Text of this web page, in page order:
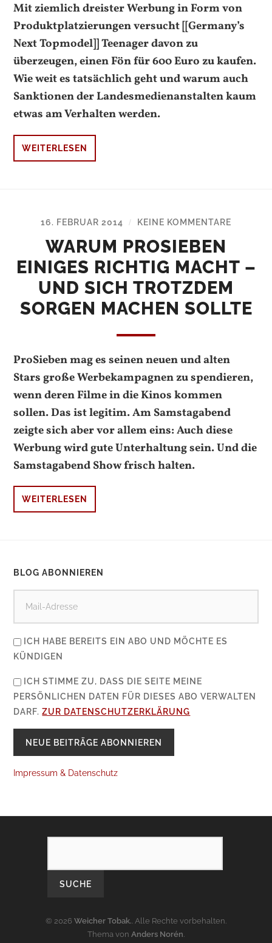
Mit ziemlich dreister Werbung in Form von
Produktplatzierungen versucht [[Germany’s
Next Topmodel]] Teenager davon zu
überzeugen, einen Fön für 600 Euro zu kaufen.
Wie weit es tatsächlich geht und warum auch
Sanktionen der Landesmedienanstalten kaum
etwas am Verhalten werden.
WEITERLESEN
16. FEBRUAR 2014 / KEINE KOMMENTARE
WARUM PROSIEBEN
EINIGES RICHTIG MACHT –
UND SICH TROTZDEM
SORGEN MACHEN SOLLTE
ProSieben mag es seinen neuen und alten
Stars große Werbekampagnen zu spendieren,
wenn deren Filme in die Kinos kommen
sollen. Das ist legitim. Am Samstagabend
zeigte sich aber vor allem eins: Auch diese
Werbung wird gute Unterhaltung sein. Und die
Samstagabend Show frisch halten.
WEITERLESEN
BLOG ABONNIEREN
ICH HABE BEREITS EIN ABO UND MÖCHTE ES
KÜNDIGEN
ICH STIMME ZU, DASS DIE SEITE MEINE
PERSÖNLICHEN DATEN FÜR DIESES ABO VERWALTEN
DARF.ZUR DATENSCHUTZERKLÄRUNG
Impressum & Datenschutz
SEARCH
© 2026 Weicher Tobak.. Alle Rechte vorbehalten.
Thema von Anders Norén.